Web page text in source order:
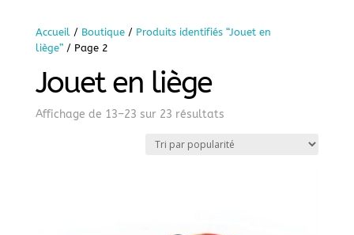
Accueil/ Boutique/ Produits identifiés “Jouet en
liège”/ Page 2
Jouet en liège
Affichage de 13–23 sur 23 résultatsSorted
popularity